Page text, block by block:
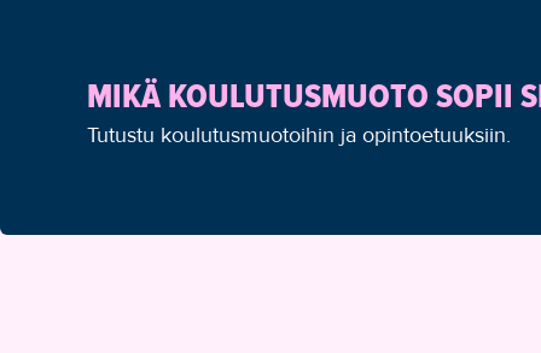
MIKÄ KOULUTUSMUOTO SOPII
Tutustu koulutusmuotoihin ja opintoetuuksiin.